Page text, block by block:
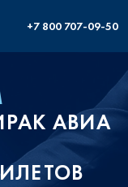
+7 800 707-09-50
АВИА